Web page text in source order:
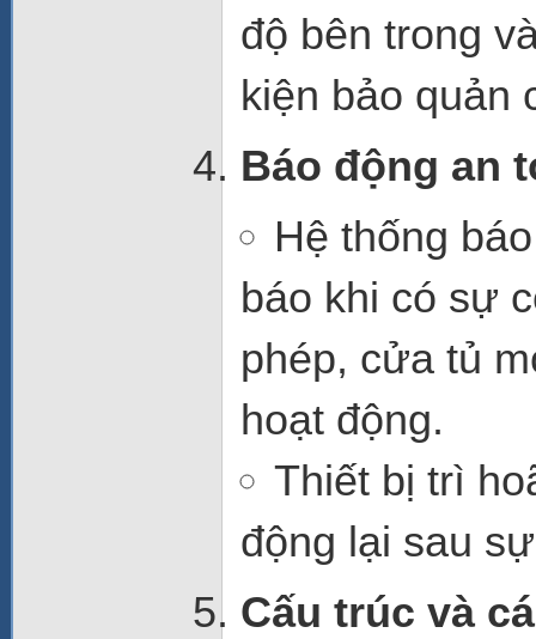
độ bên trong
kiện bảo quản
Báo động an
Hệ thống
báo khi có sự
phép, cửa tủ
hoạt động.
Thiết bị trì
động lại sau
Cấu trúc và